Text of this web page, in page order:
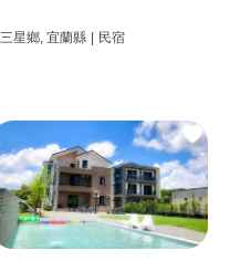
三星鄉, 宜蘭縣 | 民宿